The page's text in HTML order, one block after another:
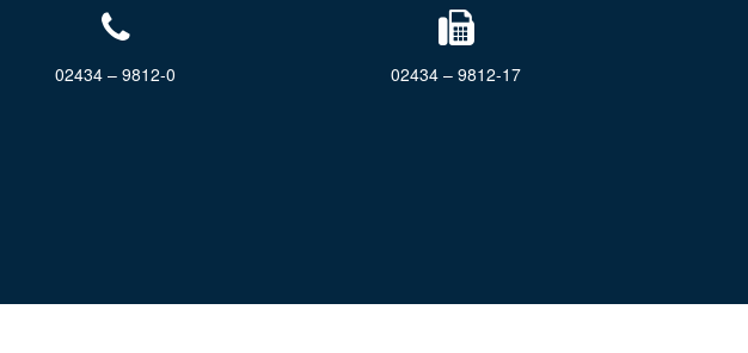
02434 – 9812-0 02434 – 9812-17